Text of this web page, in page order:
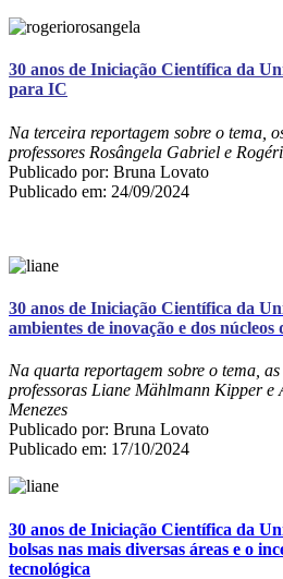
30 anos de Iniciação Científica da
para IC
Na terceira reportagem sobre o tema,
professores Rosângela Gabriel e
Publicado por: Bruna Lovato
Publicado em: 24/09/2024
30 anos de Iniciação Científica da
ambientes de inovação e dos núcleos
Na quarta reportagem sobre o tema,
professoras Liane Mählmann Kipper e
Menezes
Publicado por: Bruna Lovato
Publicado em: 17/10/2024
30 anos de Iniciação Científica da
bolsas nas mais diversas áreas e o
tecnológica